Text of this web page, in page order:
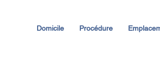
Domicile Procédure